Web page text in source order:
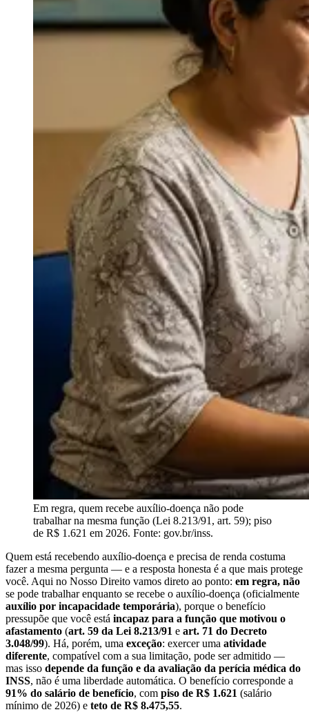
Em regra, quem recebe auxílio-doença não pode
trabalhar na mesma função (Lei 8.213/91, art. 59); piso
de R$ 1.621 em 2026. Fonte: gov.br/inss.
Quem está recebendo auxílio-doença e precisa de renda costuma
fazer a mesma pergunta — e a resposta honesta é a que mais protege
você. Aqui no Nosso Direito vamos direto ao ponto: em regra, não
se pode trabalhar enquanto se recebe o auxílio-doença (oficialmente
auxílio por incapacidade temporária), porque o benefício
pressupõe que você está incapaz para a função que motivou o
afastamento (art. 59 da Lei 8.213/91 e art. 71 do Decreto
3.048/99). Há, porém, uma exceção: exercer uma atividade
diferente, compatível com a sua limitação, pode ser admitido —
mas isso depende da função e da avaliação da perícia médica do
INSS, não é uma liberdade automática. O benefício corresponde a
91% do salário de benefício, com piso de R$ 1.621 (salário
mínimo de 2026) e teto de R$ 8.475,55.